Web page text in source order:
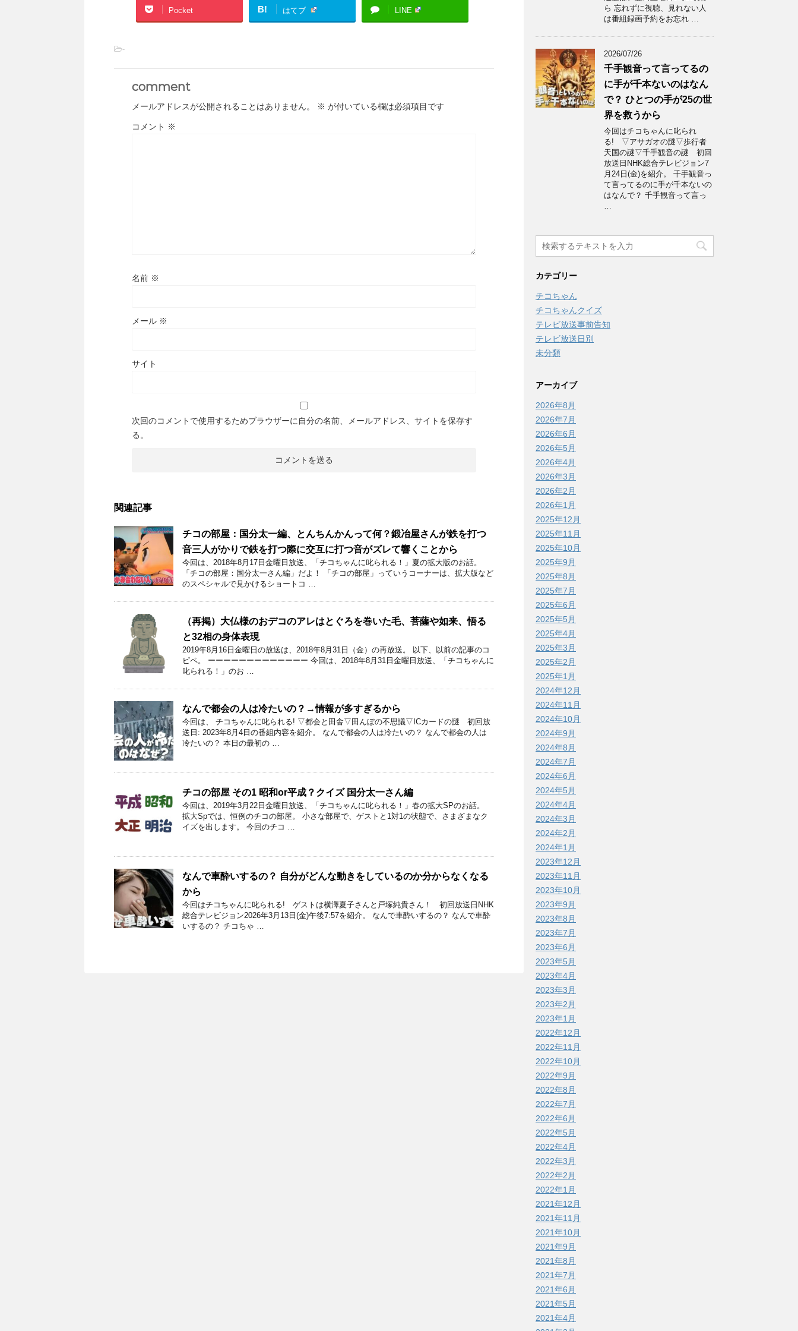
Pocket B! はてブ LINE
-
comment
メールアドレスが公開されることはありません。 ※ が付いている欄は必須項目です
コメント ※
名前 ※
メール ※
サイト
次回のコメントで使用するためブラウザーに自分の名前、メールアドレス、サイトを保存す
る。
関連記事
チコの部屋：国分太一編、とんちんかんって何？鍛冶屋さんが鉄を打つ
音三人がかりで鉄を打つ際に交互に打つ音がズレて響くことから
今回は、2018年8月17日金曜日放送、「チコちゃんに叱られる！」夏の拡大版のお話。
「チコの部屋：国分太一さん編」だよ！ 「チコの部屋」っていうコーナーは、拡大版など
のスペシャルで見かけるショートコ …
（再掲）大仏様のおデコのアレはとぐろを巻いた毛、菩薩や如来、悟る
と32相の身体表現
2019年8月16日金曜日の放送は、2018年8月31日（金）の再放送。 以下、以前の記事のコ
ピペ。 ーーーーーーーーーーーーー 今回は、2018年8月31日金曜日放送、「チコちゃんに
叱られる！」のお …
なんで都会の人は冷たいの？→情報が多すぎるから
今回は、 チコちゃんに叱られる! ▽都会と田舎▽田んぼの不思議▽ICカードの謎 初回放
送日: 2023年8月4日の番組内容を紹介。 なんで都会の人は冷たいの？ なんで都会の人は
冷たいの？ 本日の最初の …
チコの部屋 その1 昭和or平成？クイズ 国分太一さん編
今回は、2019年3月22日金曜日放送、「チコちゃんに叱られる！」春の拡大SPのお話。
拡大Spでは、恒例のチコの部屋。 小さな部屋で、ゲストと1対1の状態で、さまざまなク
イズを出します。 今回のチコ …
なんで車酔いするの？ 自分がどんな動きをしているのか分からなくなる
から
今回はチコちゃんに叱られる! ゲストは横澤夏子さんと戸塚純貴さん！ 初回放送日NHK
総合テレビジョン2026年3月13日(金)午後7:57を紹介。 なんで車酔いするの？ なんで車酔
いするの？ チコちゃ …
ら 忘れずに視聴、見れない人
は番組録画予約をお忘れ …
2026/07/26
千手観音って言ってるの
に手が千本ないのはなん
で？ ひとつの手が25の世
界を救うから
今回はチコちゃんに叱られ
る! ▽アサガオの謎▽歩行者
天国の謎▽千手観音の謎 初回
放送日NHK総合テレビジョン7
月24日(金)を紹介。 千手観音っ
て言ってるのに手が千本ないの
はなんで？ 千手観音って言っ
…
カテゴリー
チコちゃん
チコちゃんクイズ
テレビ放送事前告知
テレビ放送日別
未分類
アーカイブ
2026年8月
2026年7月
2026年6月
2026年5月
2026年4月
2026年3月
2026年2月
2026年1月
2025年12月
2025年11月
2025年10月
2025年9月
2025年8月
2025年7月
2025年6月
2025年5月
2025年4月
2025年3月
2025年2月
2025年1月
2024年12月
2024年11月
2024年10月
2024年9月
2024年8月
2024年7月
2024年6月
2024年5月
2024年4月
2024年3月
2024年2月
2024年1月
2023年12月
2023年11月
2023年10月
2023年9月
2023年8月
2023年7月
2023年6月
2023年5月
2023年4月
2023年3月
2023年2月
2023年1月
2022年12月
2022年11月
2022年10月
2022年9月
2022年8月
2022年7月
2022年6月
2022年5月
2022年4月
2022年3月
2022年2月
2022年1月
2021年12月
2021年11月
2021年10月
2021年9月
2021年8月
2021年7月
2021年6月
2021年5月
2021年4月